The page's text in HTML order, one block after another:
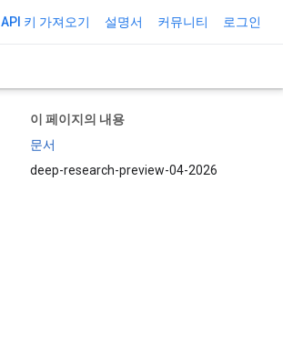
API 키 가져오기 설명서 커뮤니티 로그인
이 페이지의 내용
문서
deep-research-preview-04-2026